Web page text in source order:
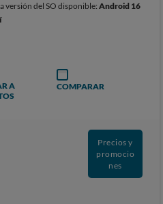
versión del SO disponible:Android 16
A
COMPARAR
Precios y
promocio
nes